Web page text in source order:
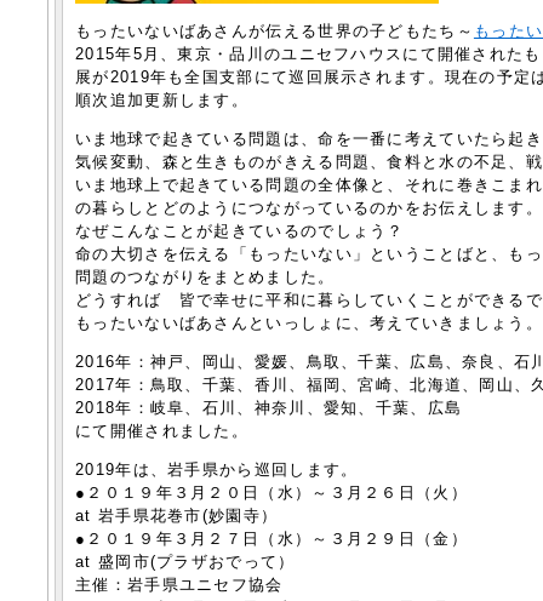
もったいないばあさんが伝える世界の子どもたち～ もった
2015年5月、東京・品川のユニセフハウスにて開催された
展が2019年も全国支部にて巡回展示されます。現在の予定
順次追加更新します。
いま地球で起きている問題は、命を一番に考えていたら起
気候変動、森と生きものがきえる問題、食料と水の不足、
いま地球上で起きている問題の全体像と、それに巻きこま
の暮らしとどのようにつながっているのかをお伝えします。
なぜこんなことが起きているのでしょう？
命の大切さを伝える「もったいない」ということばと、も
問題のつながりをまとめました。
どうすれば 皆で幸せに平和に暮らしていくことができる
もったいないばあさんといっしょに、考えていきましょう。
2016年：神戸、岡山、愛媛、鳥取、千葉、広島、奈良、石
2017年：鳥取、千葉、香川、福岡、宮崎、北海道、岡山、
2018年：岐阜、石川、神奈川、愛知、千葉、広島
にて開催されました。
2019年は、岩手県から巡回します。
●２０１９年３月２０日（水）～３月２６日（火）
at 岩手県花巻市(妙園寺）
●２０１９年３月２７日（水）～３月２９日（金）
at 盛岡市(プラザおでって）
主催：岩手県ユニセフ協会